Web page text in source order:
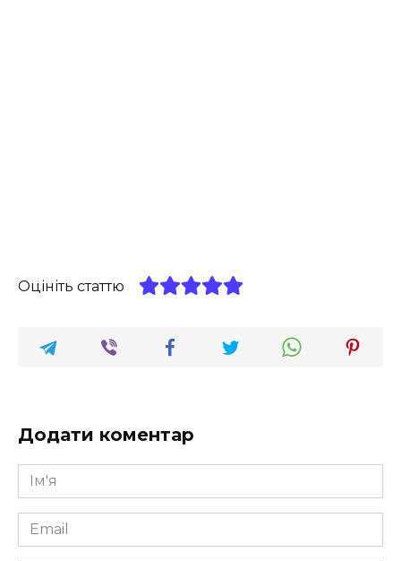
Оцініть статтю
Додати коментар
Ім'я
*
Email
*